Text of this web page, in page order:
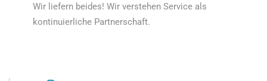
Wir liefern beides! Wir verstehen Service als
kontinuierliche Partnerschaft.